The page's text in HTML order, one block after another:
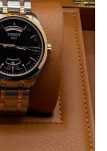
Качественная
часовая сталь
Кварц
Полное
защитное IPS
покрытие